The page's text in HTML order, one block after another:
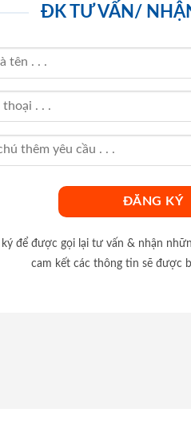
ĐK TƯ VẤN/
để được gọi lại tư vấn & nhận
cam kết các thông tin sẽ được